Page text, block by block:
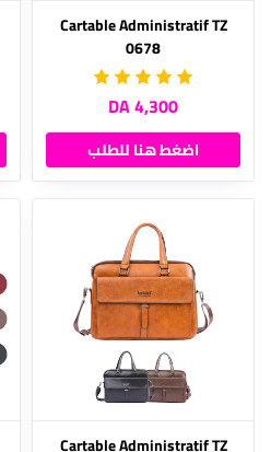
Cartable Administratif TZ
0678
4,300 DA
اضغط هنا للطلب
Cartable Administratif TZ